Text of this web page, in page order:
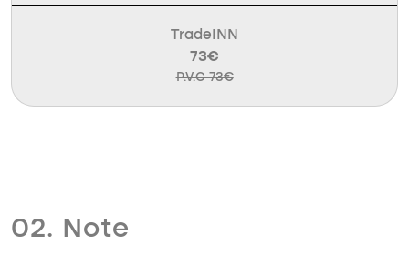
TradeINN
73€
P.V.C 73€
02. Note